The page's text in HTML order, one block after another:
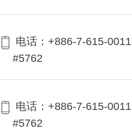
电话：+886-7-615-0011
#5762
电话：+886-7-615-0011
#5762